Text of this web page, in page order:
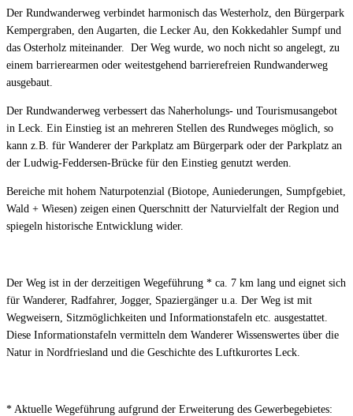
Der Rundwanderweg verbindet harmonisch das Westerholz, den Bürgerpark
Kempergraben, den Augarten, die Lecker Au, den Kokkedahler Sumpf und
das Osterholz miteinander. Der Weg wurde, wo noch nicht so angelegt, zu
einem barrierearmen oder weitestgehend barrierefreien Rundwanderweg
ausgebaut.
Der Rundwanderweg verbessert das Naherholungs- und Tourismusangebot
in Leck. Ein Einstieg ist an mehreren Stellen des Rundweges möglich, so
kann z.B. für Wanderer der Parkplatz am Bürgerpark oder der Parkplatz an
der Ludwig-Feddersen-Brücke für den Einstieg genutzt werden.
Bereiche mit hohem Naturpotenzial (Biotope, Auniederungen, Sumpfgebiet,
Wald + Wiesen) zeigen einen Querschnitt der Naturvielfalt der Region und
spiegeln historische Entwicklung wider.
Der Weg ist in der derzeitigen Wegeführung * ca. 7 km lang und eignet sich
für Wanderer, Radfahrer, Jogger, Spaziergänger u.a. Der Weg ist mit
Wegweisern, Sitzmöglichkeiten und Informationstafeln etc. ausgestattet.
Diese Informationstafeln vermitteln dem Wanderer Wissenswertes über die
Natur in Nordfriesland und die Geschichte des Luftkurortes Leck.
* Aktuelle Wegeführung aufgrund der Erweiterung des Gewerbegebietes: